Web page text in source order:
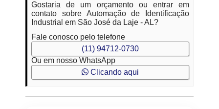
Gostaria de um orçamento ou entrar em
contato sobre Automação de Identificação
Industrial em São José da Laje - AL?
Fale conosco pelo telefone
(11) 94712-0730
Ou em nosso WhatsApp
Clicando aqui